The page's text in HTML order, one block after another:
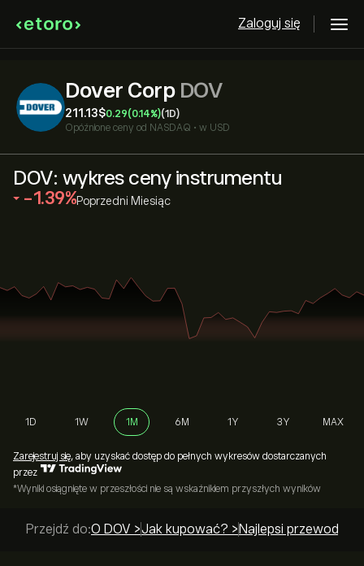
Zaloguj się
Dover Corp DOV
211.13‎$‎0.29(0.14%)(1D)
Opóźnione ceny od NASDAQ • w USD
DOV: wykres ceny instrumentu
‎-1.39‎ Poprzedni Miesiąc
1D 1W 1M 6M 1Y 3Y MAX
Zarejestruj się, aby uzyskać dostęp do pełnych wykresów dostarczanych
przez
*Wyniki osiągnięte w przeszłości nie są wskaźnikiem przyszłych wyników
Przejdź do:O DOV >Jak kupować? > Najlepsi